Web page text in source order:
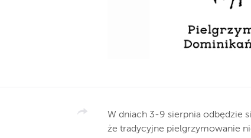
W dniach 3-9 sierpnia odbędzie
że tradycyjne pielgrzymowanie